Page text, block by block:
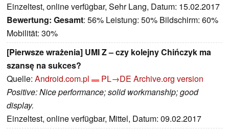
Einzeltest, online verfügbar, Sehr Lang, Datum: 15.02.2017
Bewertung: Gesamt: 56% Leistung: 50% Bildschirm: 60%
Mobilität: 30%
[Pierwsze wrażenia] UMI Z – czy kolejny Chińczyk ma
szansę na sukces?
Quelle: Android.com.pl PL→DE Archive.org version
Positive: Nice performance; solid workmanship; good
display.
Einzeltest, online verfügbar, Mittel, Datum: 09.02.2017